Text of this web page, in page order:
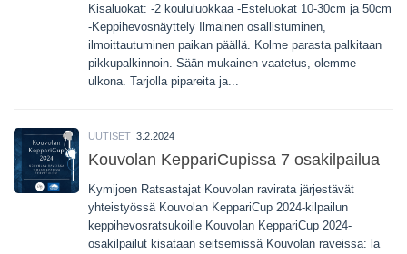
Kisaluokat: -2 koululuokkaa -Esteluokat 10-30cm ja 50cm
-Keppihevosnäyttely Ilmainen osallistuminen,
ilmoittautuminen paikan päällä. Kolme parasta palkitaan
pikkupalkinnoin. Sään mukainen vaatetus, olemme
ulkona. Tarjolla pipareita ja...
UUTISET 3.2.2024
Kouvolan KeppariCupissa 7 osakilpailua
Kymijoen Ratsastajat Kouvolan ravirata järjestävät
yhteistyössä Kouvolan KeppariCup 2024-kilpailun
keppihevosratsukoille Kouvolan KeppariCup 2024-
osakilpailut kisataan seitsemissä Kouvolan raveissa: la